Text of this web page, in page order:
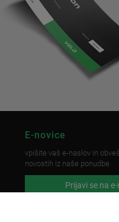
E-novice
vpišite vaš e-naslov in
novostih iz naše ponudbe
Prijavi se na